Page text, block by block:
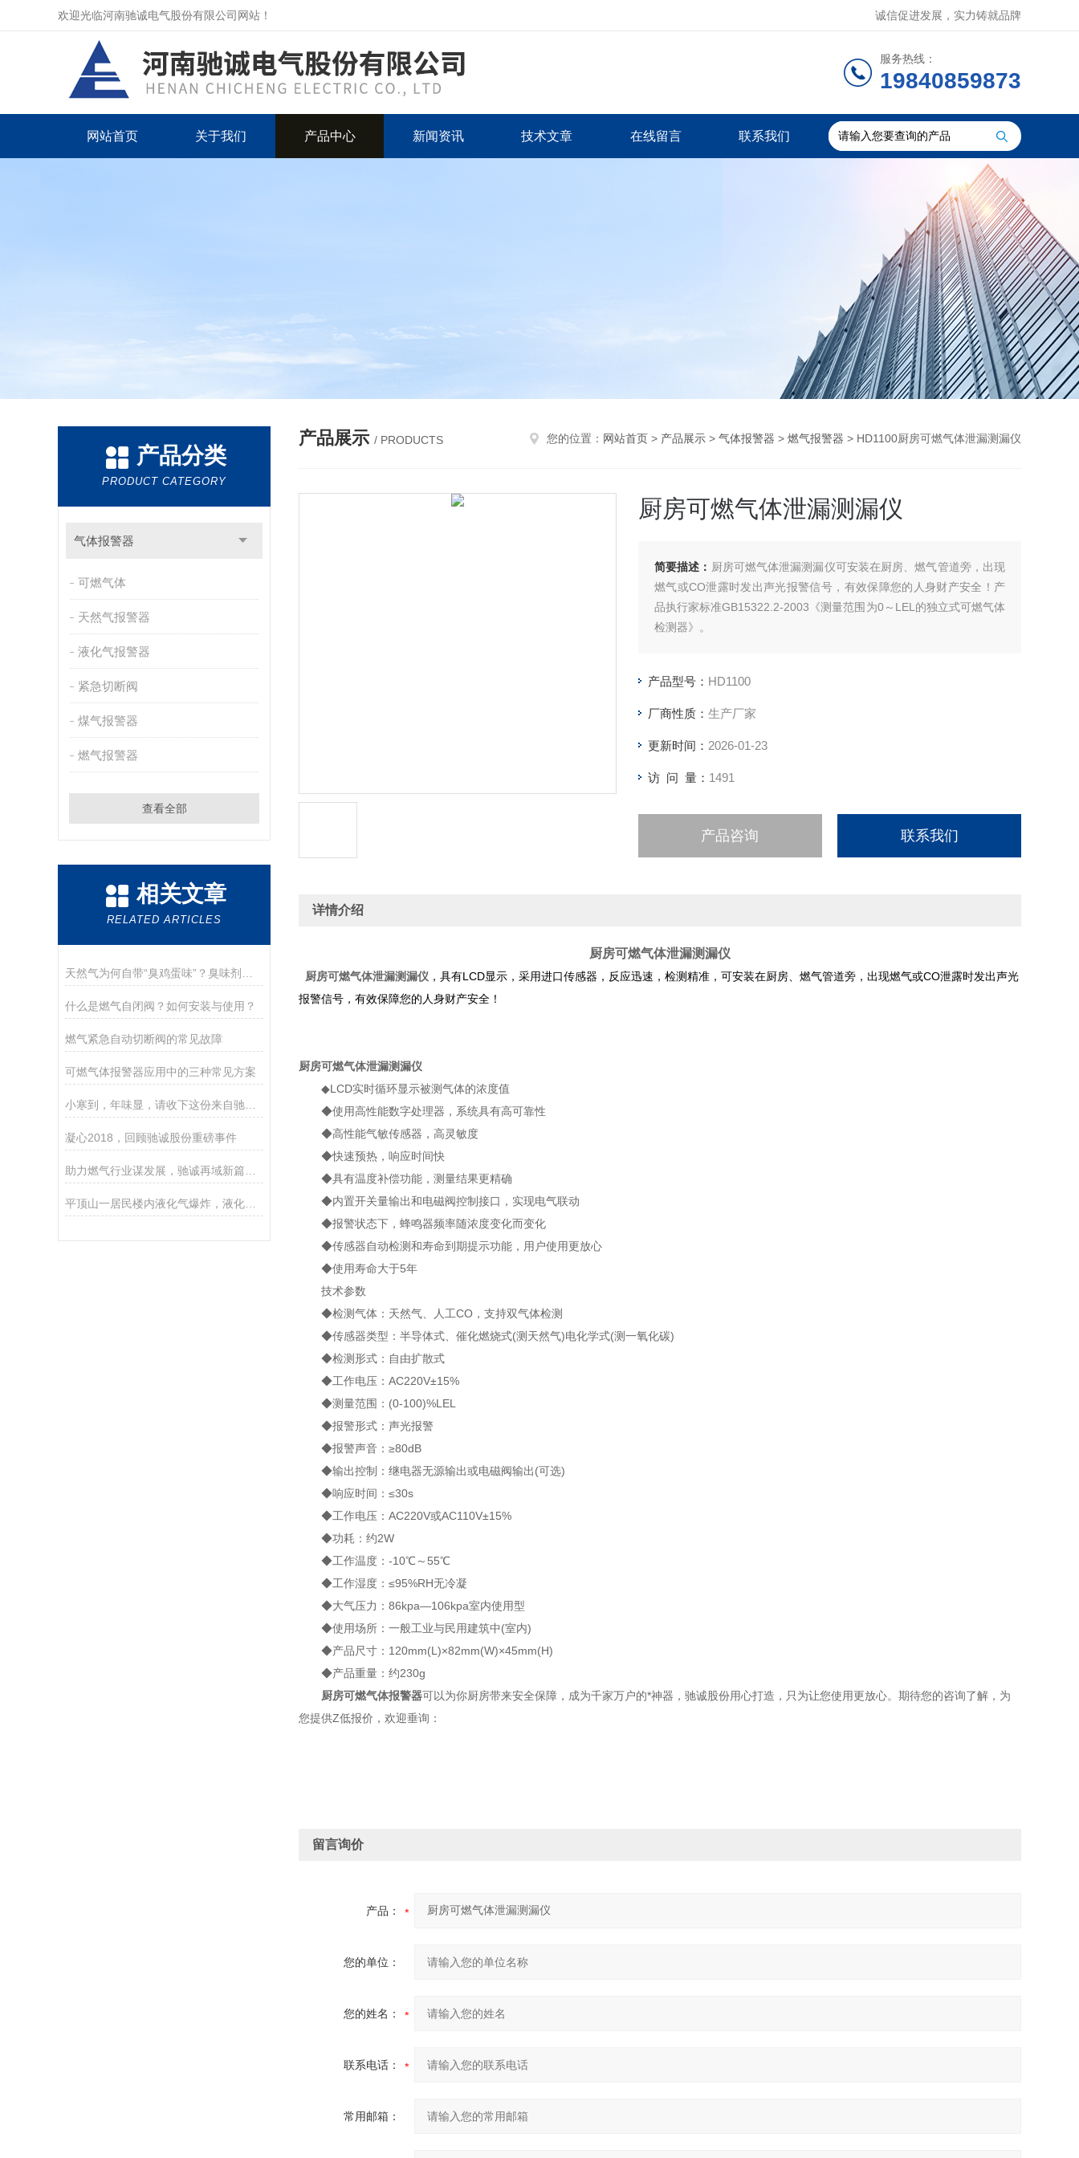
欢迎光临河南驰诚电气股份有限公司网站！ 诚信促进发展，实力铸就品牌
服务热线：
19840859873
网站首页 关于我们 产品中心 新闻资讯 技术文章 在线留言 联系我们
产品分类
PRODUCT CATEGORY
气体报警器
可燃气体
天然气报警器
液化气报警器
紧急切断阀
煤气报警器
燃气报警器
查看全部
相关文章
RELATED ARTICLES
什么是燃气自闭阀？如何安装与使用？
燃气紧急自动切断阀的常见故障
可燃气体报警器应用中的三种常见方案
小寒到，年味显，请收下这份来自驰诚电气的问候
凝心2018，回顾驰诚股份重磅事件
平顶山一居民楼内液化气爆炸，液化气成分疑有问题
产品展示 / PRODUCTS 您的位置： 网站首页 > 产品展示 > 气体报警器 > 燃气报警器 > HD1100厨房可燃气体泄漏测漏仪
厨房可燃气体泄漏测漏仪
简要描述： 厨房可燃气体泄漏测漏仪可安装在厨房、燃气管道旁，出现
燃气或CO泄露时发出声光报警信号，有效保障您的人身财产安全！产
品执行家标准GB15322.2-2003《测量范围为0～LEL的独立式可燃气体
检测器》。
产品型号： HD1100
厂商性质： 生产厂家
更新时间： 2026-01-23
访 问 量： 1491
产品咨询 联系我们
详情介绍
厨房可燃气体泄漏测漏仪
厨房可燃气体泄漏测漏仪 ，具有LCD显示，采用进口传感器，反应迅速，检测精准，可安装在厨房、燃气管道旁，出现燃气或CO泄露时发出声光
报警信号，有效保障您的人身财产安全！
厨房可燃气体泄漏测漏仪
◆LCD实时循环显示被测气体的浓度值
◆使用高性能数字处理器，系统具有高可靠性
◆高性能气敏传感器，高灵敏度
◆快速预热，响应时间快
◆具有温度补偿功能，测量结果更精确
◆内置开关量输出和电磁阀控制接口，实现电气联动
◆报警状态下，蜂鸣器频率随浓度变化而变化
◆传感器自动检测和寿命到期提示功能，用户使用更放心
◆使用寿命大于5年
技术参数
◆检测气体：天然气、人工CO，支持双气体检测
◆传感器类型：半导体式、催化燃烧式(测天然气)电化学式(测一氧化碳)
◆检测形式：自由扩散式
◆工作电压：AC220V±15%
◆测量范围：(0-100)%LEL
◆报警形式：声光报警
◆报警声音：≥80dB
◆输出控制：继电器无源输出或电磁阀输出(可选)
◆响应时间：≤30s
◆工作电压：AC220V或AC110V±15%
◆功耗：约2W
◆工作温度：-10℃～55℃
◆工作湿度：≤95%RH无冷凝
◆大气压力：86kpa—106kpa室内使用型
◆使用场所：一般工业与民用建筑中(室内)
◆产品尺寸：120mm(L)×82mm(W)×45mm(H)
◆产品重量：约230g
厨房可燃气体报警器可以为你厨房带来安全保障，成为千家万户的*神器，驰诚股份用心打造，只为让您使用更放心。期待您的咨询了解，为
您提供Z低报价，欢迎垂询：
留言询价
产品：
您的单位：
您的姓名：
联系电话：
常用邮箱：